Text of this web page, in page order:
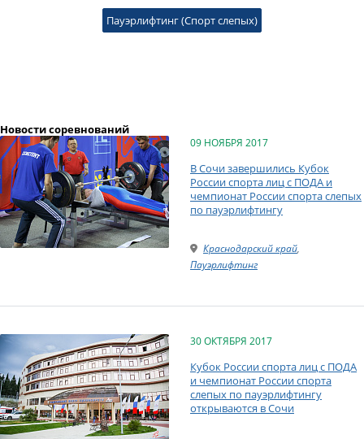
Пауэрлифтинг (Спорт слепых)
Новости соревнований
09 НОЯБРЯ 2017
В Сочи завершились Кубок
России спорта лиц с ПОДА и
чемпионат России спорта слепых
по пауэрлифтингу
Краснодарский край,
Пауэрлифтинг
30 ОКТЯБРЯ 2017
Кубок России спорта лиц с ПОДА
и чемпионат России спорта
слепых по пауэрлифтингу
открываются в Сочи